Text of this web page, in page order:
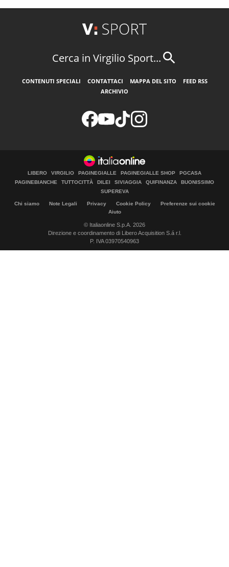
Cerca in Virgilio Sport...
CONTENUTI SPECIALI CONTATTACI MAPPA DEL SITO
FEED RSS
ARCHIVIO
LIBERO VIRGILIO PAGINEGIALLE PAGINEGIALLE SHOP
PGCASA
PAGINEBIANCHE
TUTTOCITTÀ DILEI SIVIAGGIA QUIFINANZA
BUONISSIMO
SUPEREVA
Chi siamo Note Legali Privacy Cookie Policy
Preferenze sui cookie
Aiuto
© Italiaonline S.p.A. 2026
Direzione e coordinamento di Libero Acquisition S.á r.l.
P. IVA 03970540963